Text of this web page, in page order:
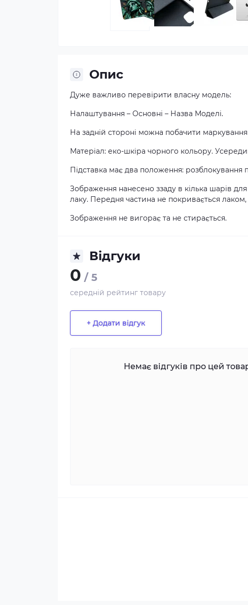
Опис
Дуже важливо перевірити власну модель:
Налаштування – Основні – Назва Моделі.
На задній стороні можна побачити маркування
Матеріал: еко-шкіра чорного кольору.
Підставка має два положення: розблокування
Зображення нанесено ззаду в кілька шарів
лаку. Передня частина не покривається лаком,
Зображення не вигорає та не стирається.
Відгуки
0 / 5
середній рейтинг товару
+ Додати відгук
Немає відгуків про цей